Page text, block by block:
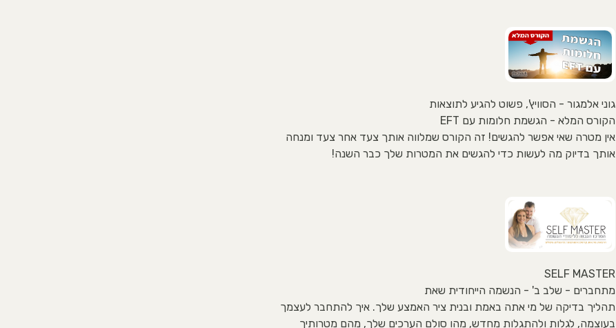
גוני אלמגור - הסוויץ', פשוט להגיע לתוצאות
הקורס המלא - הגשמת חלומות עם EFT
אין מטרה שאי אפשר להגשים! זה הקורס שמלווה אותך צעד אחר צעד ומנחה
אותך בדיוק מה לעשות כדי להגשים את המטרות שלך כבר השנה!
SELF MASTER
מתחברים - שלב ב' - הנשמה הייחודית שאת
תהליך בדיקה של מי אתה באמת ובנית ציר האמצע שלך. איך להתחבר לעצמך
בעוצמה, לגלות ולהתגלות מחדש, מהו סולם הערכים שלך, מהם מטרותיך